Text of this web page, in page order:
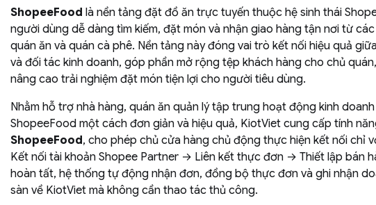
ShopeeFood là nền tảng đặt đồ ăn trực tuyến thuộc hệ sinh thái
người dùng dễ dàng tìm kiếm, đặt món và nhận giao hàng tận nơi từ
quán ăn và quán cà phê. Nền tảng này đóng vai trò kết nối hiệu quả
và đối tác kinh doanh, góp phần mở rộng tệp khách hàng cho chủ
nâng cao trải nghiệm đặt món tiện lợi cho người tiêu dùng.
Nhằm hỗ trợ nhà hàng, quán ăn quản lý tập trung hoạt động kinh
ShopeeFood một cách đơn giản và hiệu quả, KiotViet cung cấp tính
ShopeeFood, cho phép chủ cửa hàng chủ động thực hiện kết nối chỉ
Kết nối tài khoản Shopee Partner → Liên kết thực đơn → Thiết lập bán
hoàn tất, hệ thống tự động nhận đơn, đồng bộ thực đơn và ghi nhận
sàn về KiotViet mà không cần thao tác thủ công.